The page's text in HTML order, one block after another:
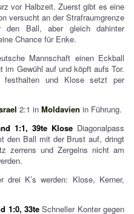
vor Halbzeit. Zuerst gibt es eine
versucht an der Strafraumgrenze
den Ball, aber gleich dahinter
Chance für Enke.
Mannschaft einen Eckball
Gewühl auf und köpft aufs Tor.
und Klose setzt per
2:1 in Moldavien in Führung.
1:1, 39te Klose Diagonalpass
den Ball mit der Brust auf, dringt
zerrens und Zergelns nicht am
drei K’s werden: Klose, Kerner,
1:0, 33teSchneller Konter gegen